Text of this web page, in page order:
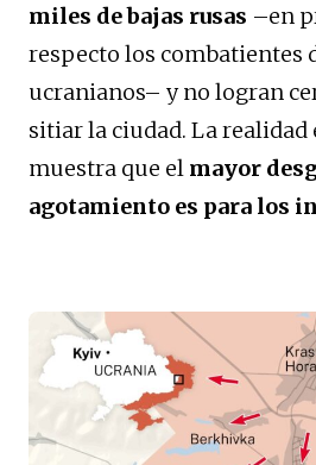
miles de bajas rusas –en
respecto los combatientes
ucranianos– y no logran
sitiar la ciudad. La realidad
muestra que el mayor
agotamiento es para los